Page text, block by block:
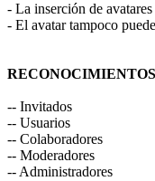
- La inserción de
- El avatar tampoco
-- Invitados
-- Usuarios
-- Colaboradores
-- Moderadores
-- Administradores